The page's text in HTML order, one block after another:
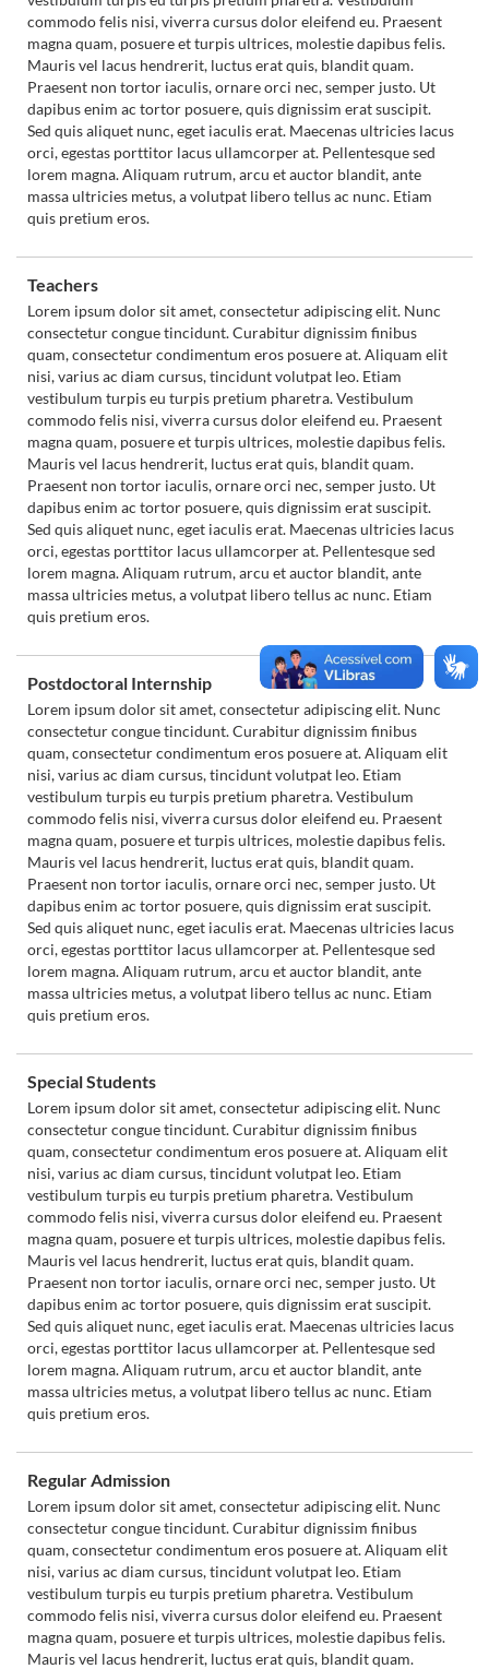
commodo felis nisi, viverra cursus dolor eleifend eu. Praesent
magna quam, posuere et turpis ultrices, molestie dapibus felis.
Mauris vel lacus hendrerit, luctus erat quis, blandit quam.
Praesent non tortor iaculis, ornare orci nec, semper justo. Ut
dapibus enim ac tortor posuere, quis dignissim erat suscipit.
Sed quis aliquet nunc, eget iaculis erat. Maecenas ultricies lacus
orci, egestas porttitor lacus ullamcorper at. Pellentesque sed
lorem magna. Aliquam rutrum, arcu et auctor blandit, ante
massa ultricies metus, a volutpat libero tellus ac nunc. Etiam
quis pretium eros.
Teachers
Lorem ipsum dolor sit amet, consectetur adipiscing elit. Nunc
consectetur congue tincidunt. Curabitur dignissim finibus
quam, consectetur condimentum eros posuere at. Aliquam elit
nisi, varius ac diam cursus, tincidunt volutpat leo. Etiam
vestibulum turpis eu turpis pretium pharetra. Vestibulum
commodo felis nisi, viverra cursus dolor eleifend eu. Praesent
magna quam, posuere et turpis ultrices, molestie dapibus felis.
Mauris vel lacus hendrerit, luctus erat quis, blandit quam.
Praesent non tortor iaculis, ornare orci nec, semper justo. Ut
dapibus enim ac tortor posuere, quis dignissim erat suscipit.
Sed quis aliquet nunc, eget iaculis erat. Maecenas ultricies lacus
orci, egestas porttitor lacus ullamcorper at. Pellentesque sed
lorem magna. Aliquam rutrum, arcu et auctor blandit, ante
massa ultricies metus, a volutpat libero tellus ac nunc. Etiam
quis pretium eros.
Postdoctoral Internship
Lorem ipsum dolor sit amet, consectetur adipiscing elit. Nunc
consectetur congue tincidunt. Curabitur dignissim finibus
quam, consectetur condimentum eros posuere at. Aliquam elit
nisi, varius ac diam cursus, tincidunt volutpat leo. Etiam
vestibulum turpis eu turpis pretium pharetra. Vestibulum
commodo felis nisi, viverra cursus dolor eleifend eu. Praesent
magna quam, posuere et turpis ultrices, molestie dapibus felis.
Mauris vel lacus hendrerit, luctus erat quis, blandit quam.
Praesent non tortor iaculis, ornare orci nec, semper justo. Ut
dapibus enim ac tortor posuere, quis dignissim erat suscipit.
Sed quis aliquet nunc, eget iaculis erat. Maecenas ultricies lacus
orci, egestas porttitor lacus ullamcorper at. Pellentesque sed
lorem magna. Aliquam rutrum, arcu et auctor blandit, ante
massa ultricies metus, a volutpat libero tellus ac nunc. Etiam
quis pretium eros.
Special Students
Lorem ipsum dolor sit amet, consectetur adipiscing elit. Nunc
consectetur congue tincidunt. Curabitur dignissim finibus
quam, consectetur condimentum eros posuere at. Aliquam elit
nisi, varius ac diam cursus, tincidunt volutpat leo. Etiam
vestibulum turpis eu turpis pretium pharetra. Vestibulum
commodo felis nisi, viverra cursus dolor eleifend eu. Praesent
magna quam, posuere et turpis ultrices, molestie dapibus felis.
Mauris vel lacus hendrerit, luctus erat quis, blandit quam.
Praesent non tortor iaculis, ornare orci nec, semper justo. Ut
dapibus enim ac tortor posuere, quis dignissim erat suscipit.
Sed quis aliquet nunc, eget iaculis erat. Maecenas ultricies lacus
orci, egestas porttitor lacus ullamcorper at. Pellentesque sed
lorem magna. Aliquam rutrum, arcu et auctor blandit, ante
massa ultricies metus, a volutpat libero tellus ac nunc. Etiam
quis pretium eros.
Regular Admission
Lorem ipsum dolor sit amet, consectetur adipiscing elit. Nunc
consectetur congue tincidunt. Curabitur dignissim finibus
quam, consectetur condimentum eros posuere at. Aliquam elit
nisi, varius ac diam cursus, tincidunt volutpat leo. Etiam
vestibulum turpis eu turpis pretium pharetra. Vestibulum
commodo felis nisi, viverra cursus dolor eleifend eu. Praesent
magna quam, posuere et turpis ultrices, molestie dapibus felis.
Mauris vel lacus hendrerit, luctus erat quis, blandit quam.